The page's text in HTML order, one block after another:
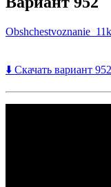
⬇️ Скачать вариант